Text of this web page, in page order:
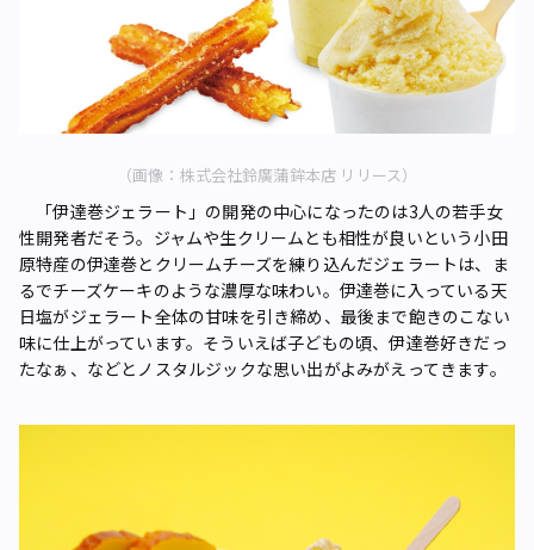
（画像：株式会社鈴廣蒲鉾本店 リリース）
「伊達巻ジェラート」の開発の中心になったのは3人の若手女
性開発者だそう。ジャムや生クリームとも相性が良いという小田
原特産の伊達巻とクリームチーズを練り込んだジェラートは、ま
るでチーズケーキのような濃厚な味わい。伊達巻に入っている天
日塩がジェラート全体の甘味を引き締め、最後まで飽きのこない
味に仕上がっています。そういえば子どもの頃、伊達巻好きだっ
たなぁ、などとノスタルジックな思い出がよみがえってきます。